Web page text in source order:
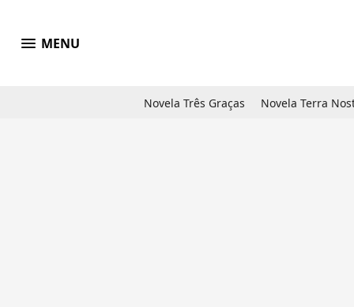
menu MENU
Novela Três Graças Novela Terra